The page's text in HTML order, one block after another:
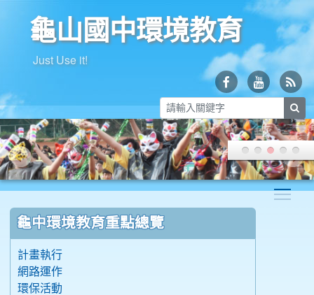
龜山國中環境教育
Just Use it!
龜中環境教育重點總覽
計畫執行
網路運作
環保活動